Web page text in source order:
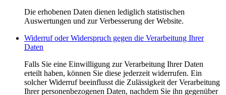
Die erhobenen Daten dienen lediglich statistischen
Auswertungen und zur Verbesserung der Website.
Widerruf oder Widerspruch gegen die Verarbeitung Ihrer
Daten
Falls Sie eine Einwilligung zur Verarbeitung Ihrer Daten
erteilt haben, können Sie diese jederzeit widerrufen. Ein
solcher Widerruf beeinflusst die Zulässigkeit der Verarbeitung
Ihrer personenbezogenen Daten, nachdem Sie ihn gegenüber